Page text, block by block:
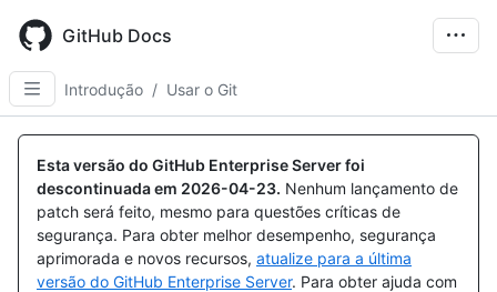
main
content
GitHub Docs
Introdução / Usar o Git
Esta versão do GitHub Enterprise Server foi
descontinuada em 2026-04-23. Nenhum lançamento de
patch será feito, mesmo para questões críticas de
segurança. Para obter melhor desempenho, segurança
aprimorada e novos recursos, atualize para a última
versão do GitHub Enterprise Server. Para obter ajuda com